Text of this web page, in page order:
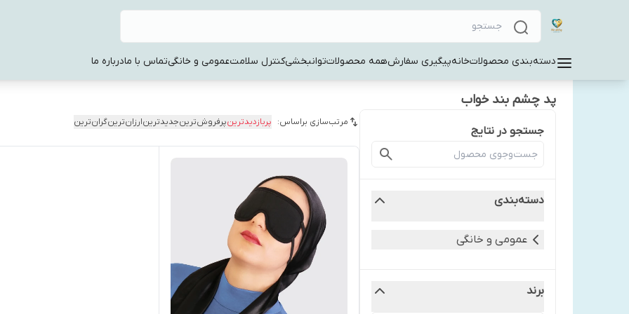
دسته‌بندی محصولاتخانهپیگیری سفارشهمه محصولاتتوانبخشیکنترل سلامتعمومی و خانگیتماس با مادرباره ما
پد چشم بند خواب
جستجو در نتایج
دسته‌بندی
عمومی و خانگی
برند
مرتب‌سازی براساس: پربازدیدترینپرفروش‌ترینجدیدترینارزان‌ترینگران‌ترین